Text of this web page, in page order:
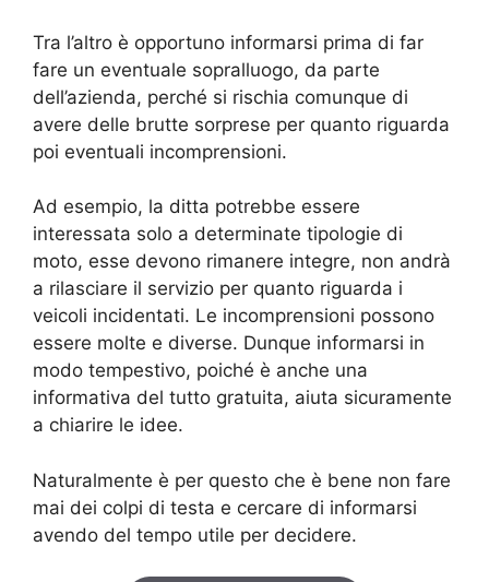
Tra l’altro è opportuno informarsi prima di far
fare un eventuale sopralluogo, da parte
dell’azienda, perché si rischia comunque di
avere delle brutte sorprese per quanto riguarda
poi eventuali incomprensioni.
Ad esempio, la ditta potrebbe essere
interessata solo a determinate tipologie di
moto, esse devono rimanere integre, non andrà
a rilasciare il servizio per quanto riguarda i
veicoli incidentati. Le incomprensioni possono
essere molte e diverse. Dunque informarsi in
modo tempestivo, poiché è anche una
informativa del tutto gratuita, aiuta sicuramente
a chiarire le idee.
Naturalmente è per questo che è bene non fare
mai dei colpi di testa e cercare di informarsi
avendo del tempo utile per decidere.